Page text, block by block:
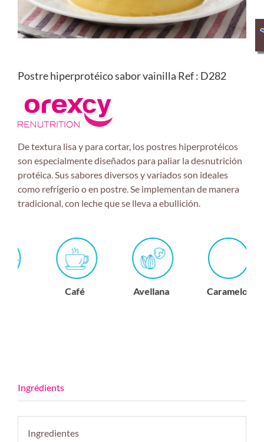
Postre hiperprotéico sabor vainilla Ref : D282
De textura lisa y para cortar, los postres hiperprotéicos
son especialmente diseñados para paliar la desnutrición
protéica. Sus sabores diversos y variados son ideales
como refrigerio o en postre. Se implementan de manera
tradicional, con leche que se lleva a ebullición.
Avellana Caramelo
Ingredientes